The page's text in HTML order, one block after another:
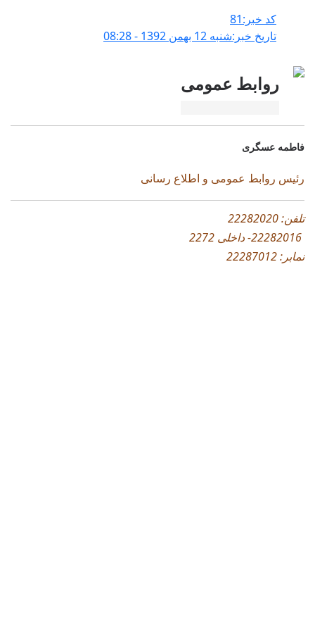
کد خبر:81
تاریخ خبر:شنبه 12 بهمن 1392 - 08:28
روابط عمومی
فاطمه عسگری
رئیس روابط عمومی و اطلاع رسانی
تلفن: 22282020
نمابر: 22287012